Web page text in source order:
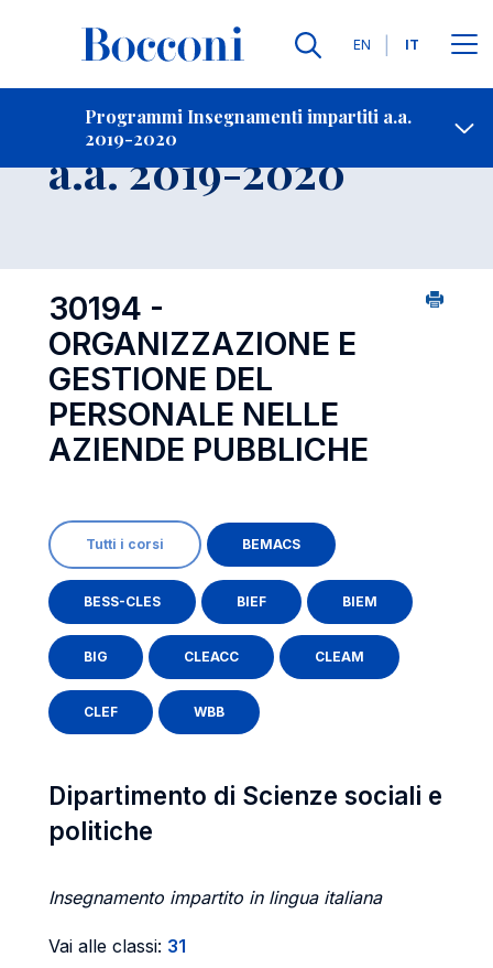
Lingue
EN IT
Programmi Insegnamenti impartiti a.a.
2019-2020
Contatti
Insegnamento
a.a. 2019-2020
30194 -
ORGANIZZAZIONE E
GESTIONE DEL
PERSONALE NELLE
AZIENDE PUBBLICHE
Tutti i corsi BEMACS
BESS-CLES BIEF BIEM
BIG CLEACC CLEAM
CLEF WBB
Dipartimento di Scienze sociali e
politiche
Insegnamento impartito in lingua italiana
Vai alle classi: 31